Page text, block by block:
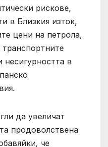
рискове,
в Близкия изток,
цени на петрола,
несигурността в
да увеличат
продоволствена
че